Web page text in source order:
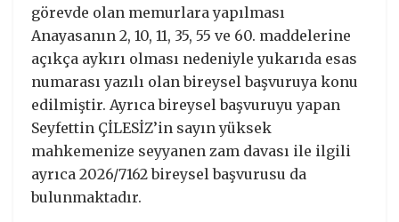
görevde olan memurlara yapılması
Anayasanın 2, 10, 11, 35, 55 ve 60. maddelerine
açıkça aykırı olması nedeniyle yukarıda esas
numarası yazılı olan bireysel başvuruya konu
edilmiştir. Ayrıca bireysel başvuruyu yapan
Seyfettin ÇİLESİZ’in sayın yüksek
mahkemenize seyyanen zam davası ile ilgili
ayrıca 2026/7162 bireysel başvurusu da
bulunmaktadır.